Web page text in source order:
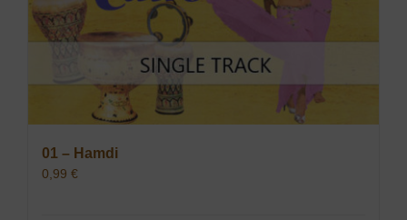
01 – Hamdi
0,99 €